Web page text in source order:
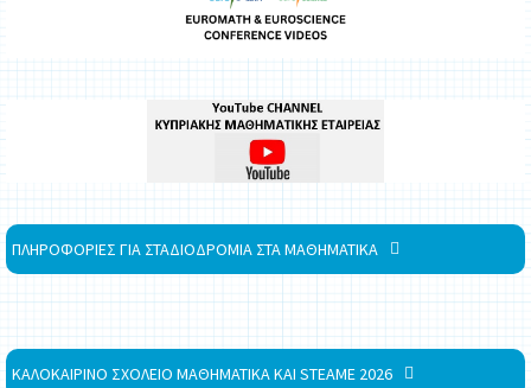
ΠΛΗΡΟΦΟΡΙΕΣ ΓΙΑ ΣΤΑΔΙΟΔΡΟΜΙΑ ΣΤΑ ΜΑΘΗΜΑΤΙΚΑ
ΚΑΛΟΚΑΙΡΙΝΟ ΣΧΟΛΕΙΟ ΜΑΘΗΜΑΤΙΚΑ ΚΑΙ STEAME 2026